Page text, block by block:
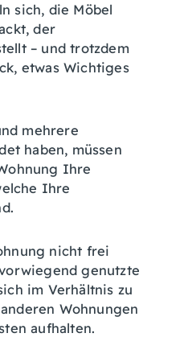
sich, die Möbel
der
– und trotzdem
etwas Wichtiges
mehrere
haben, müssen
Ihre
Ihre
nicht frei
genutzte
im Verhältnis zu
Wohnungen
aufhalten.